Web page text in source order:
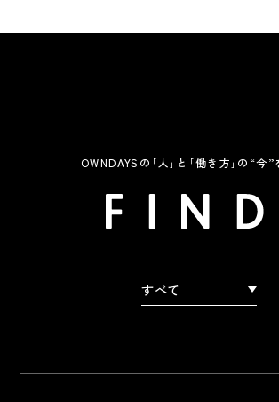
OWNDAYSの｢人｣と｢働き方｣の“今”
すべて